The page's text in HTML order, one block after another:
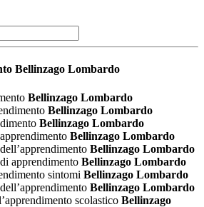
Bellinzago Lombardo
Bellinzago Lombardo
Bellinzago Lombardo
Bellinzago Lombardo
Bellinzago Lombardo
Bellinzago Lombardo
apprendimento Bellinzago Lombardo
sintomi Bellinzago Lombardo
Bellinzago Lombardo
scolastico Bellinzago